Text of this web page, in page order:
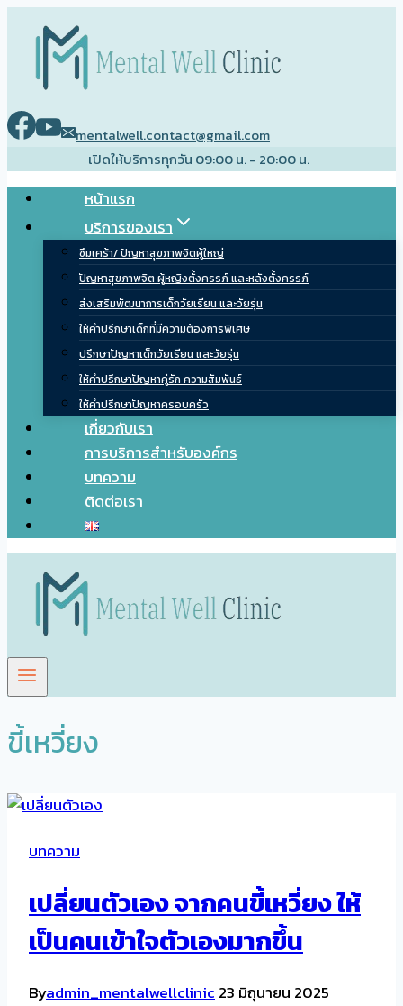
content
mentalwell.contact@gmail.com
เปิดให้บริการทุกวัน 09:00 น. - 20:00 น.
หน้าแรก
บริการของเรา
ซึมเศร้า/ ปัญหาสุขภาพจิตผู้ใหญ่
ปัญหาสุขภาพจิต ผู้หญิงตั้งครรภ์ และหลังตั้งครรภ์
ส่งเสริมพัฒนาการเด็กวัยเรียน และวัยรุ่น
ให้คำปรึกษาเด็กที่มีความต้องการพิเศษ
ปรึกษาปัญหาเด็กวัยเรียน และวัยรุ่น
ให้คำปรึกษาปัญหาคู่รัก ความสัมพันธ์
ให้คำปรึกษาปัญหาครอบครัว
เกี่ยวกับเรา
การบริการสำหรับองค์กร
บทความ
ติดต่อเรา
ขี้เหวี่ยง
บทความ
เปลี่ยนตัวเอง จากคนขี้เหวี่ยง ให้
เป็นคนเข้าใจตัวเองมากขึ้น
Byadmin_mentalwellclinic23 มิถุนายน 2025